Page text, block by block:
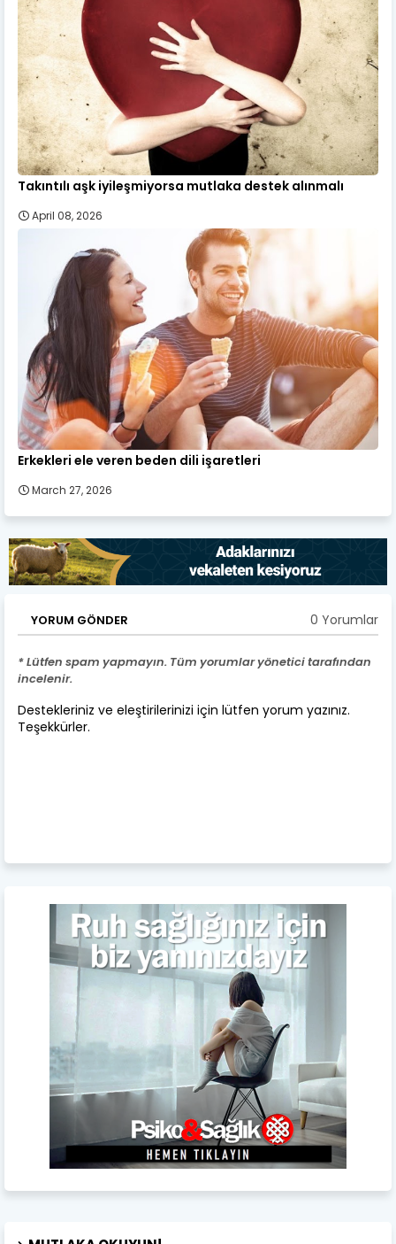
Takıntılı aşk iyileşmiyorsa mutlaka destek alınmalı
April 08, 2026
Erkekleri ele veren beden dili işaretleri
March 27, 2026
YORUM GÖNDER 0 Yorumlar
* Lütfen spam yapmayın. Tüm yorumlar yönetici tarafından
incelenir.
Destekleriniz ve eleştirilerinizi için lütfen yorum yazınız.
Teşekkürler.